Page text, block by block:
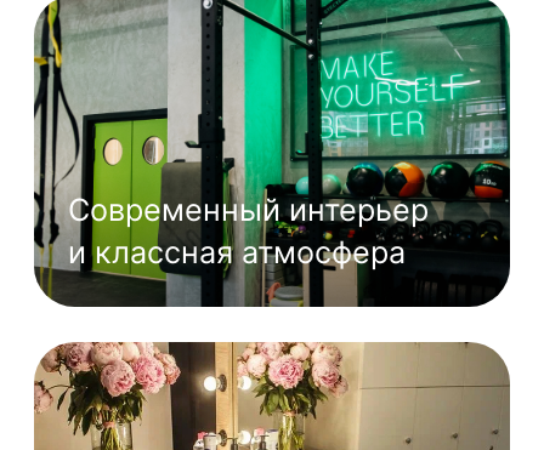
Рельеф и набор мышц
Упругие, подтянутые
ягодицы, плоский живот
совсем близко